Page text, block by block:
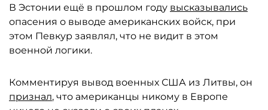
В Эстонии ещё в прошлом году высказывались
опасения о выводе американских войск, при
этом Певкур заявлял, что не видит в этом
военной логики.
Комментируя вывод военных США из Литвы, он
признал, что американцы никому в Европе